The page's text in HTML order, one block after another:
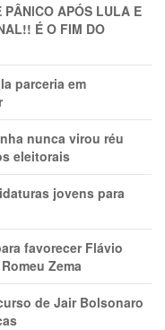
PÂNlCO APÓS LULA E
É O FIM DO
parceria em
nunca virou réu
eleitorais
jovens para
favorecer Flávio
Zema
de Jair Bolsonaro